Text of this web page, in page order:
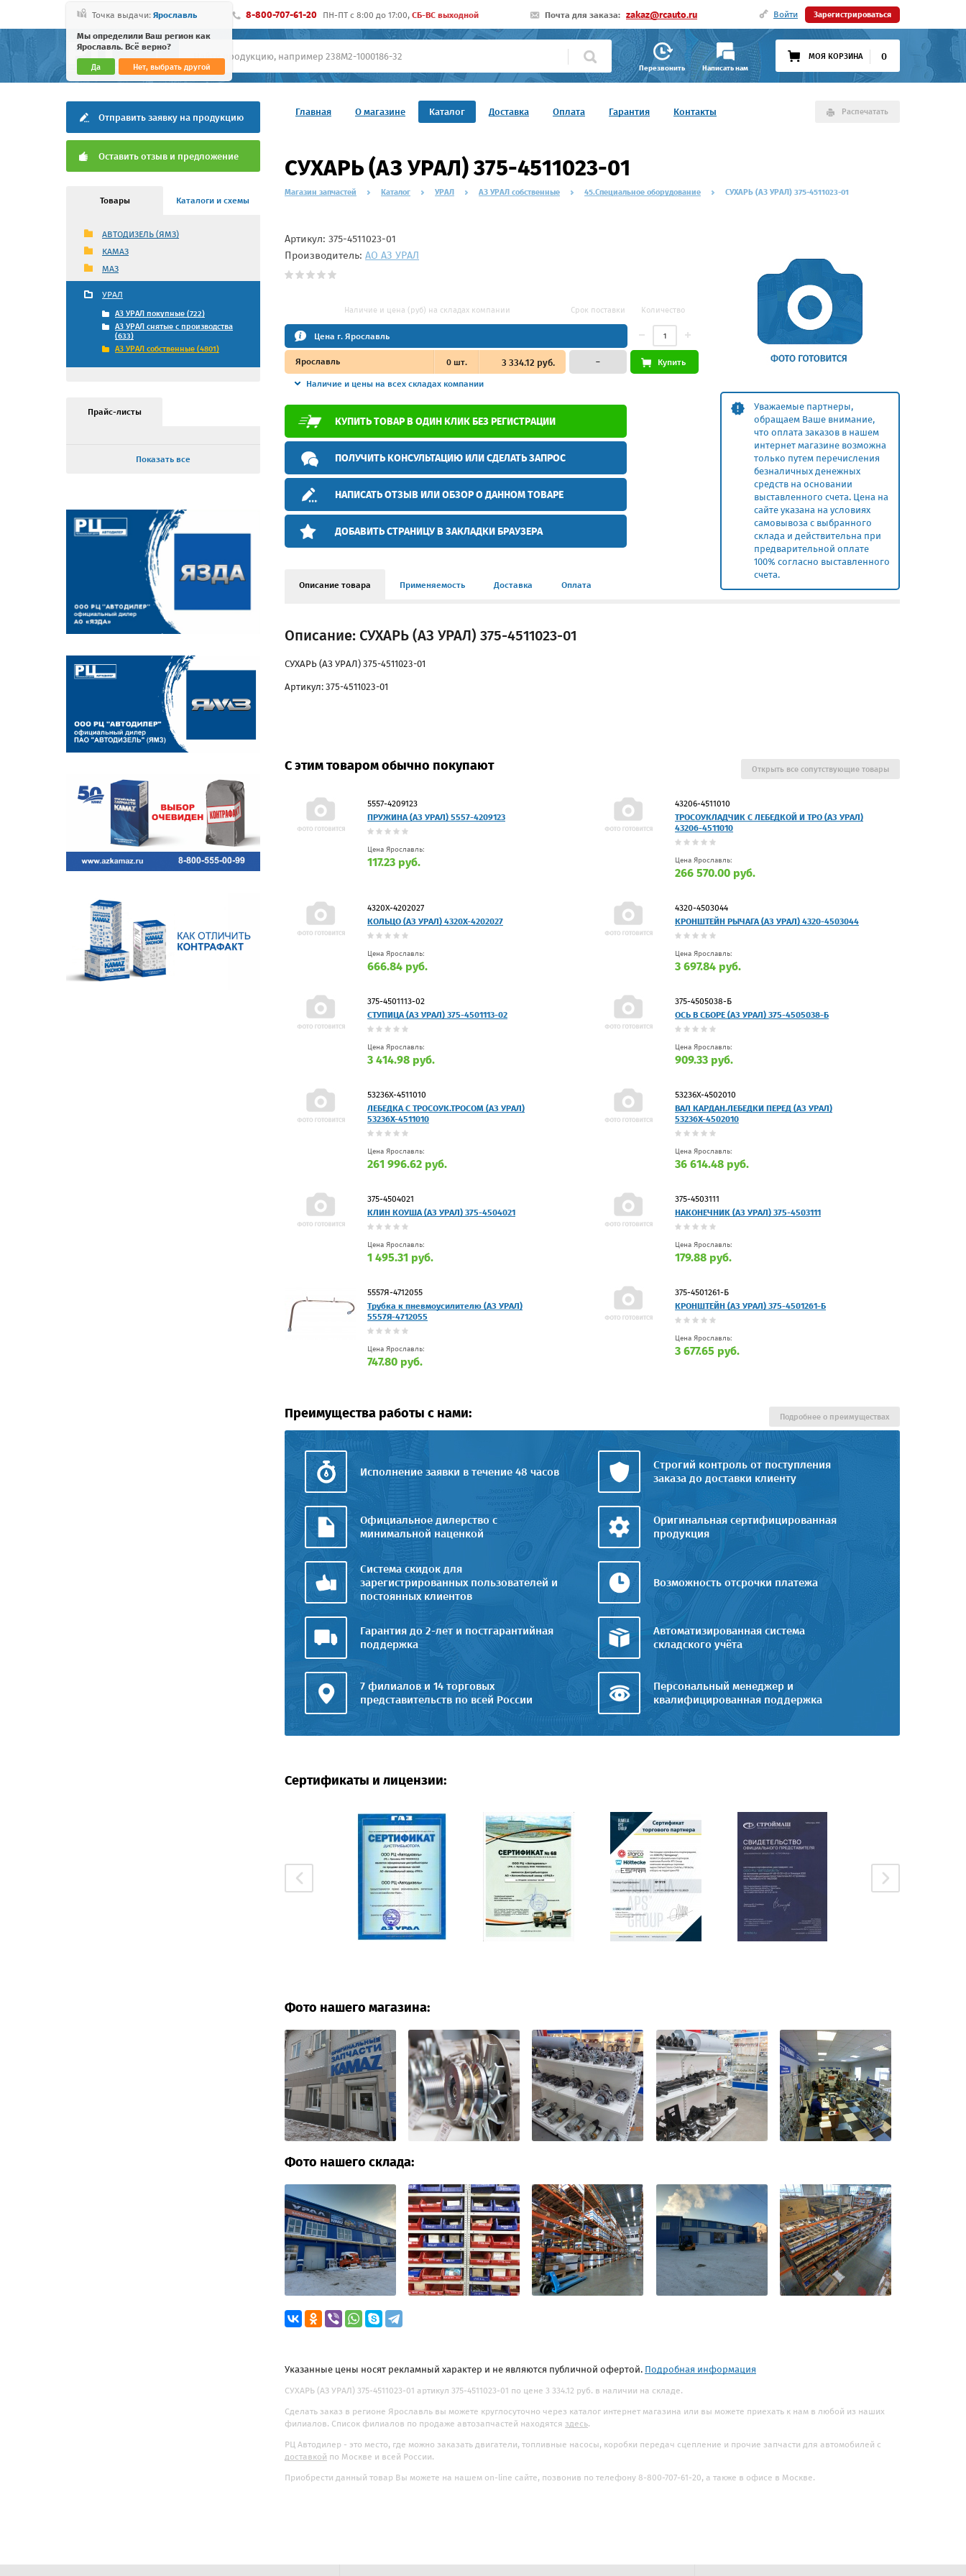
Точка выдачи: Ярославль
Мы определили Ваш регион как
Ярославль. Всё верно?
Да Нет, выбрать другой
8-800-707-61-20 ПН-ПТ c 8:00 до 17:00, СБ-ВС выходной Почта для заказа: zakaz@rcauto.ru Войти Зарегистрироваться
Перезвонить Написать нам
МОЯ КОРЗИНА 0
Главная О магазине Каталог Доставка Оплата Гарантия Контакты Распечатать
Отправить заявку на продукцию
Оставить отзыв и предложение
Товары Каталоги и схемы
АВТОДИЗЕЛЬ (ЯМЗ)
КАМАЗ
МАЗ
УРАЛ
АЗ УРАЛ покупные (722)
АЗ УРАЛ снятые с производства
(633)
АЗ УРАЛ собственные (4801)
Прайс-листы
Показать все
СУХАРЬ (АЗ УРАЛ) 375-4511023-01
Магазин запчастей Каталог УРАЛ АЗ УРАЛ собственные 45.Специальное оборудование СУХАРЬ (АЗ УРАЛ) 375-4511023-01
Уважаемые партнеры,
обращаем Ваше внимание,
что оплата заказов в нашем
интернет магазине возможна
только путем перечисления
безналичных денежных
средств на основании
выставленного счета. Цена на
сайте указана на условиях
самовывоза с выбранного
склада и действительна при
предварительной оплате
100% согласно выставленного
счета.
Артикул: 375-4511023-01
Производитель: АО АЗ УРАЛ
Наличие и цена (руб) на складах компании Срок поставки Количество
Цена г. Ярославль
Ярославль 0шт. 3 334.12 руб.
Наличие и цены на всех складах компании
– Купить
КУПИТЬ ТОВАР В ОДИН КЛИК БЕЗ РЕГИСТРАЦИИ
ПОЛУЧИТЬ КОНСУЛЬТАЦИЮ ИЛИ СДЕЛАТЬ ЗАПРОС
НАПИСАТЬ ОТЗЫВ ИЛИ ОБЗОР О ДАННОМ ТОВАРЕ
ДОБАВИТЬ СТРАНИЦУ В ЗАКЛАДКИ БРАУЗЕРА
Описание товара Применяемость Доставка Оплата
Описание: СУХАРЬ (АЗ УРАЛ) 375-4511023-01
СУХАРЬ (АЗ УРАЛ) 375-4511023-01
Артикул: 375-4511023-01
С этим товаром обычно покупают
5557-4209123
ПРУЖИНА (АЗ УРАЛ) 5557-4209123
Цена Ярославль:
117.23 руб.
43206-4511010
ТРОСОУКЛАДЧИК С ЛЕБЕДКОЙ И ТРО (АЗ УРАЛ)
43206-4511010
Цена Ярославль:
266 570.00 руб.
4320Х-4202027
КОЛЬЦО (АЗ УРАЛ) 4320Х-4202027
Цена Ярославль:
666.84 руб.
4320-4503044
КРОНШТЕЙН РЫЧАГА (АЗ УРАЛ) 4320-4503044
Цена Ярославль:
3 697.84 руб.
375-4501113-02
СТУПИЦА (АЗ УРАЛ) 375-4501113-02
Цена Ярославль:
3 414.98 руб.
375-4505038-Б
ОСЬ В СБОРЕ (АЗ УРАЛ) 375-4505038-Б
Цена Ярославль:
909.33 руб.
53236Х-4511010
ЛЕБЕДКА С ТРОСОУК.ТРОСОМ (АЗ УРАЛ)
53236Х-4511010
Цена Ярославль:
261 996.62 руб.
53236Х-4502010
ВАЛ КАРДАН.ЛЕБЕДКИ ПЕРЕД (АЗ УРАЛ)
53236Х-4502010
Цена Ярославль:
36 614.48 руб.
375-4504021
КЛИН КОУША (АЗ УРАЛ) 375-4504021
Цена Ярославль:
1 495.31 руб.
375-4503111
НАКОНЕЧНИК (АЗ УРАЛ) 375-4503111
Цена Ярославль:
179.88 руб.
5557Я-4712055
Трубка к пневмоусилителю (АЗ УРАЛ)
5557Я-4712055
Цена Ярославль:
747.80 руб.
375-4501261-Б
КРОНШТЕЙН (АЗ УРАЛ) 375-4501261-Б
Цена Ярославль:
3 677.65 руб.
Открыть все сопутствующие товары
Преимущества работы с нами:
Исполнение заявки в течение 48 часов
Строгий контроль от поступления
заказа до доставки клиенту
Официальное дилерство с
минимальной наценкой
Оригинальная сертифицированная
продукция
Система скидок для
зарегистрированных пользователей и
постоянных клиентов
Возможность отсрочки платежа
Гарантия до 2-лет и постгарантийная
поддержка
Автоматизированная система
складского учёта
7 филиалов и 14 торговых
представительств по всей России
Персональный менеджер и
квалифицированная поддержка
Подробнее о преимуществах
Сертификаты и лицензии:
Фото нашего магазина:
Фото нашего склада:
Указанные цены носят рекламный характер и не являются публичной офертой. Подробная информация
СУХАРЬ (АЗ УРАЛ) 375-4511023-01 артикул 375-4511023-01 по цене 3 334.12 руб. в наличии на складе.
Сделать заказ в регионе Ярославль вы можете круглосуточно через каталог интернет магазина или вы можете приехать к нам в любой из наших
филиалов. Список филиалов по продаже автозапчастей находятся здесь.
РЦ Автодилер - это место, где можно заказать двигатели, топливные насосы, коробки передач сцепление и прочие запчасти для автомобилей с
доставкой по Москве и всей России.
Приобрести данный товар Вы можете на нашем on-line сайте, позвонив по телефону 8-800-707-61-20, а также в офисе в Москве.